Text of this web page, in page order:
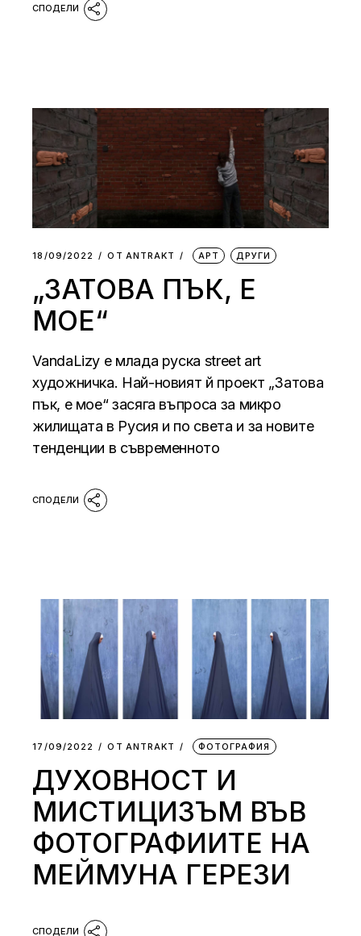
18/09/2022 ОТ АNTRAKT АРТ ДРУГИ
„ЗАТОВА ПЪК, Е
МОЕ“
VandaLizy e млада руска street art
художничка. Най-новият й проект „Затова
пък, e мое“ засяга въпроса за микро
жилищата в Русия и по света и за новите
тенденции в съвременното
17/09/2022 ОТ АNTRAKT ФОТОГРАФИЯ
ДУХОВНОСТ И
МИСТИЦИЗЪМ ВЪВ
ФОТОГРАФИИТЕ НА
МEЙМУНА ГЕРЕЗИ